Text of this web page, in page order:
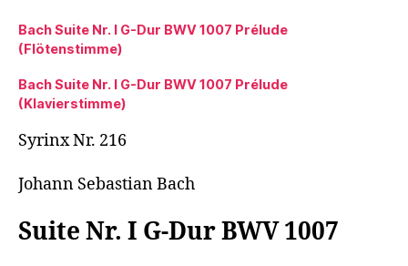
Bach Suite Nr. I G-Dur BWV 1007 Prélude
(Flötenstimme)
Bach Suite Nr. I G-Dur BWV 1007 Prélude
(Klavierstimme)
Syrinx Nr. 216
Johann Sebastian Bach
Suite Nr. I G-Dur BWV 1007